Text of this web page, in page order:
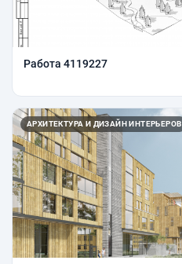
Работа 4119227
АРХИТЕКТУРА И ДИЗАЙН ИНТЕРЬЕРОВ